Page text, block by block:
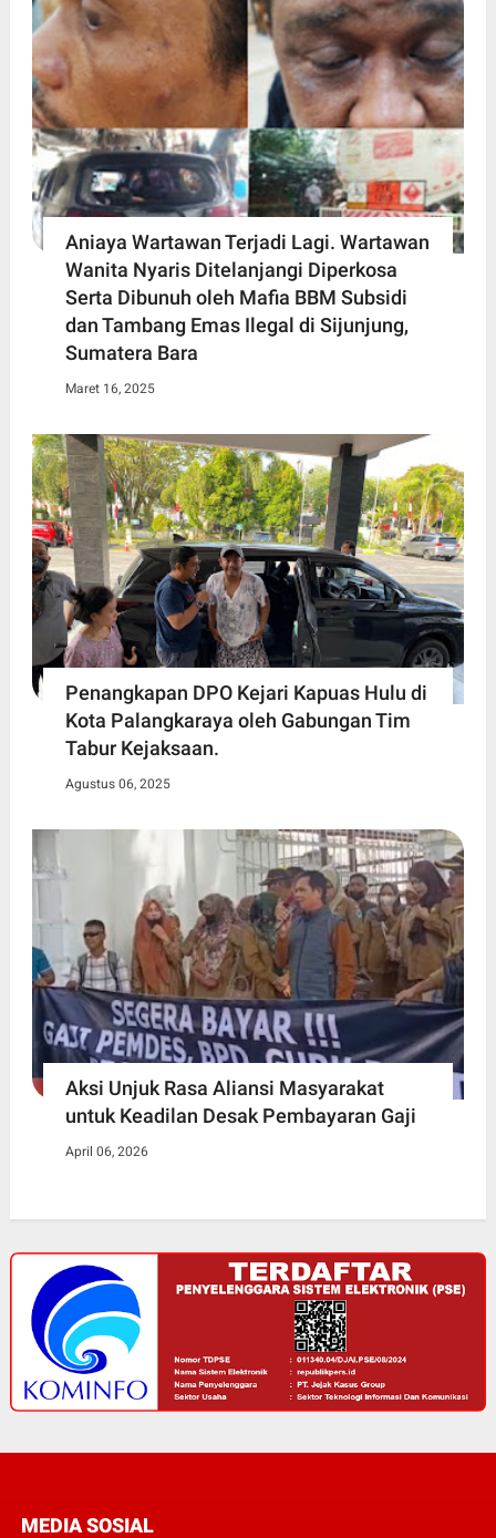
Aniaya Wartawan Terjadi Lagi. Wartawan
Wanita Nyaris Ditelanjangi Diperkosa
Serta Dibunuh oleh Mafia BBM Subsidi
dan Tambang Emas Ilegal di Sijunjung,
Sumatera Bara
Maret 16, 2025
Penangkapan DPO Kejari Kapuas Hulu di
Kota Palangkaraya oleh Gabungan Tim
Tabur Kejaksaan.
Agustus 06, 2025
Aksi Unjuk Rasa Aliansi Masyarakat
untuk Keadilan Desak Pembayaran Gaji
April 06, 2026
MEDIA SOSIAL